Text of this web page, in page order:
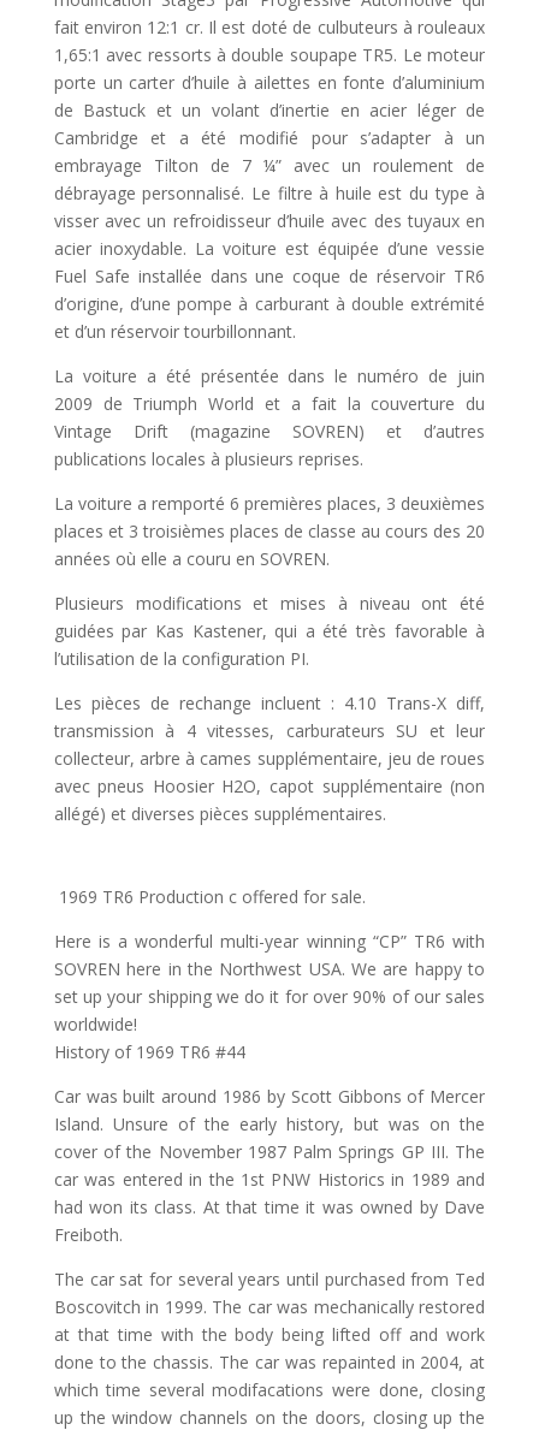
fait environ 12:1 cr. Il est doté de culbuteurs à rouleaux
1,65:1 avec ressorts à double soupape TR5. Le moteur
porte un carter d’huile à ailettes en fonte d’aluminium
de Bastuck et un volant d’inertie en acier léger de
Cambridge et a été modifié pour s’adapter à un
embrayage Tilton de 7 ¼” avec un roulement de
débrayage personnalisé. Le filtre à huile est du type à
visser avec un refroidisseur d’huile avec des tuyaux en
acier inoxydable. La voiture est équipée d’une vessie
Fuel Safe installée dans une coque de réservoir TR6
d’origine, d’une pompe à carburant à double extrémité
et d’un réservoir tourbillonnant.
La voiture a été présentée dans le numéro de juin
2009 de Triumph World et a fait la couverture du
Vintage Drift (magazine SOVREN) et d’autres
publications locales à plusieurs reprises.
La voiture a remporté 6 premières places, 3 deuxièmes
places et 3 troisièmes places de classe au cours des 20
années où elle a couru en SOVREN.
Plusieurs modifications et mises à niveau ont été
guidées par Kas Kastener, qui a été très favorable à
l’utilisation de la configuration PI.
Les pièces de rechange incluent : 4.10 Trans-X diff,
transmission à 4 vitesses, carburateurs SU et leur
collecteur, arbre à cames supplémentaire, jeu de roues
avec pneus Hoosier H2O, capot supplémentaire (non
allégé) et diverses pièces supplémentaires.
1969 TR6 Production c offered for sale.
Here is a wonderful multi-year winning “CP” TR6 with
SOVREN here in the Northwest USA. We are happy to
set up your shipping we do it for over 90% of our sales
worldwide!
History of 1969 TR6 #44
Car was built around 1986 by Scott Gibbons of Mercer
Island. Unsure of the early history, but was on the
cover of the November 1987 Palm Springs GP III. The
car was entered in the 1st PNW Historics in 1989 and
had won its class. At that time it was owned by Dave
Freiboth.
The car sat for several years until purchased from Ted
Boscovitch in 1999. The car was mechanically restored
at that time with the body being lifted off and work
done to the chassis. The car was repainted in 2004, at
which time several modifacations were done, closing
up the window channels on the doors, closing up the